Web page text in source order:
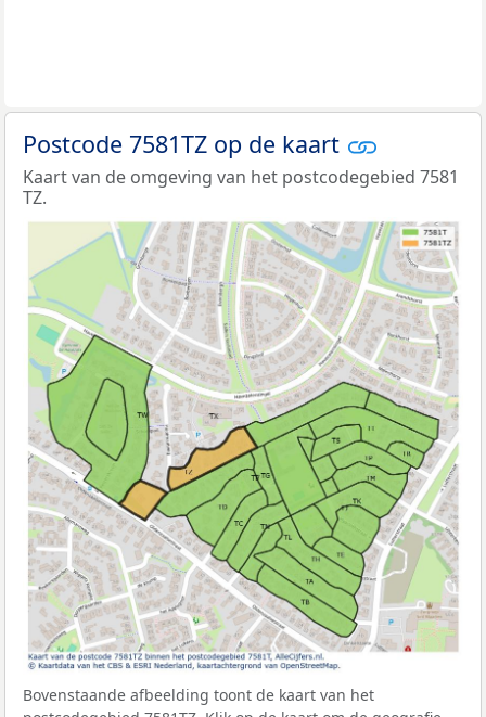
Postcode 7581TZ op de kaart
Kaart van de omgeving van het postcodegebied 7581
TZ.
Bovenstaande afbeelding toont de kaart van het